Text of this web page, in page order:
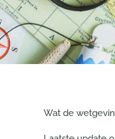
Wat de